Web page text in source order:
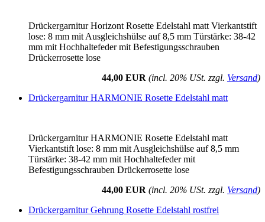
Drückergarnitur Horizont Rosette Edelstahl matt Vierkantstift
lose: 8 mm mit Ausgleichshülse auf 8,5 mm Türstärke: 38-42
mm mit Hochhaltefeder mit Befestigungsschrauben
Drückerrosette lose
44,00 EUR (incl. 20% USt. zzgl. Versand)
Drückergarnitur HARMONIE Rosette Edelstahl matt
Drückergarnitur HARMONIE Rosette Edelstahl matt
Vierkantstift lose: 8 mm mit Ausgleichshülse auf 8,5 mm
Türstärke: 38-42 mm mit Hochhaltefeder mit
Befestigungsschrauben Drückerrosette lose
44,00 EUR (incl. 20% USt. zzgl. Versand)
Drückergarnitur Gehrung Rosette Edelstahl rostfrei